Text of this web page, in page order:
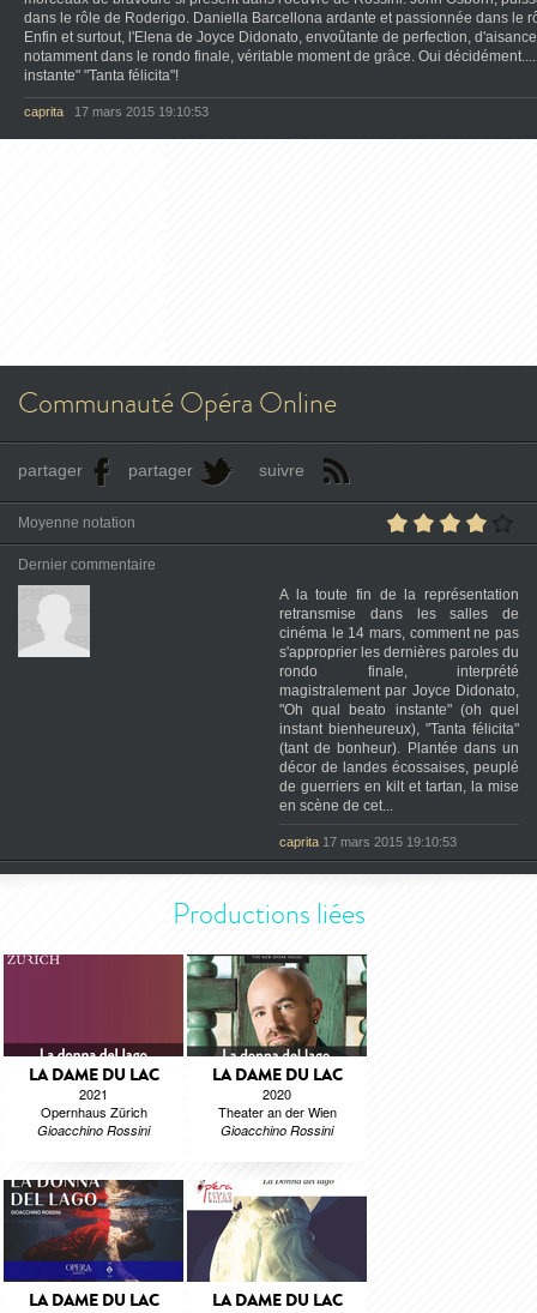
dans le rôle de Roderigo. Daniella Barcellona ardante et passionnée dans le
Enfin et surtout, l'Elena de Joyce Didonato, envoûtante de perfection,
notamment dans le rondo finale, véritable moment de grâce. Oui
instante" "Tanta félicita"!
caprita 17 mars 2015 19:10:53
Communauté Opéra Online
partager partager suivre
Moyenne notation
Dernier commentaire
A la toute fin de la représentation
retransmise dans les salles de
cinéma le 14 mars, comment ne pas
s'approprier les dernières paroles du
rondo finale, interprété
magistralement par Joyce Didonato,
"Oh qual beato instante" (oh quel
instant bienheureux), "Tanta félicita"
(tant de bonheur). Plantée dans un
décor de landes écossaises, peuplé
de guerriers en kilt et tartan, la mise
en scène de cet...
caprita 17 mars 2015 19:10:53
Productions liées
LA DAME DU LAC
2021
Opernhaus Zürich
Gioacchino Rossini
LA DAME DU LAC
2020
Theater an der Wien
Gioacchino Rossini
LA DAME DU LAC LA DAME DU LAC